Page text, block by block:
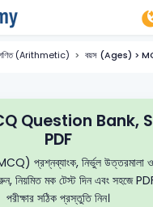
(Arithmetic) বয়স (Ages) >
Question Bank,
PDF
প্রশ্নব্যাংক, নির্ভুল উত্তরমালা ও
নিয়মিত মক টেস্ট দিন এবং সহজে
পরীক্ষার সঠিক প্রস্তুতি নিন।